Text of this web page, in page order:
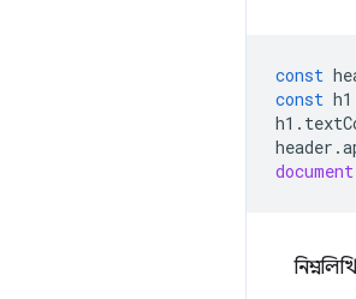
const
const h1
h1 .
header .
document